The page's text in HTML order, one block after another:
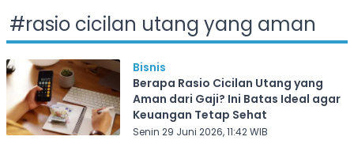
#rasio cicilan utang yang aman
Bisnis
Berapa Rasio Cicilan Utang yang
Aman dari Gaji? Ini Batas Ideal agar
Keuangan Tetap Sehat
Senin 29 Juni 2026, 11:42 WIB